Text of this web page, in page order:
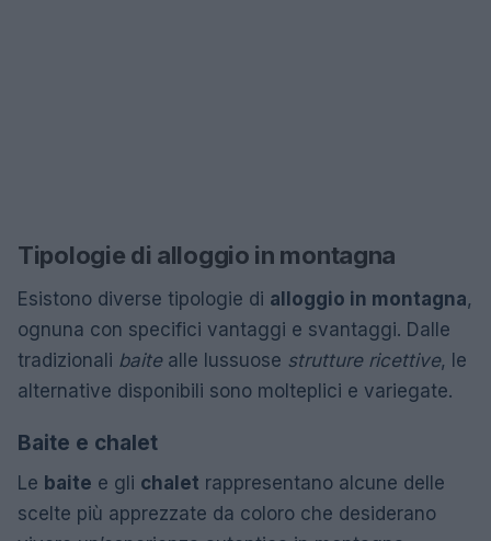
Tipologie di alloggio in montagna
Esistono diverse tipologie di alloggio in montagna,
ognuna con specifici vantaggi e svantaggi. Dalle
tradizionali baitealle lussuose strutture ricettive, le
alternative disponibili sono molteplici e variegate.
Baite e chalet
Le baite e gli chalet rappresentano alcune delle
scelte più apprezzate da coloro che desiderano